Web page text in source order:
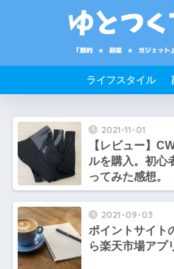
ライフスタイル
2021-11-01
【レビュー】
ルを購入。初心
ってみた感想。
2021-09-03
ポイントサイト
ら楽天市場アプ